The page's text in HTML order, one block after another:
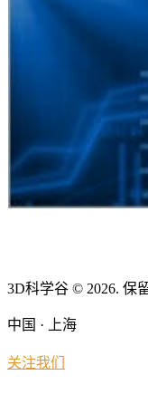
3D科学谷 © 2026. 保
中国 · 上海
关注我们